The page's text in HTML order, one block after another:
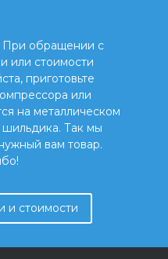
При обращении с
или стоимости
приготовьте
или
на металлическом
Так мы
вам товар.
и стоимости